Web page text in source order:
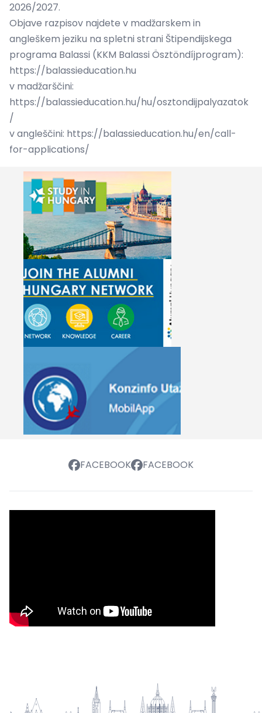
2026/2027.
Objave razpisov najdete v madžarskem in
angleškem jeziku na spletni strani Štipendijskega
programa Balassi (KKM Balassi Ösztöndíjprogram):
https://balassieducation.hu
v madžarščini:
https://balassieducation.hu/hu/osztondijpalyazatok
/
v angleščini: https://balassieducation.hu/en/call-
for-applications/
FACEBOOK FACEBOOK